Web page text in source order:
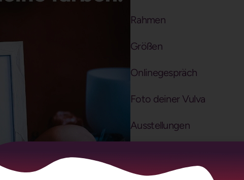
Rahmen
Größen
Onlinegespräch
Foto deiner Vulva
Ausstellungen